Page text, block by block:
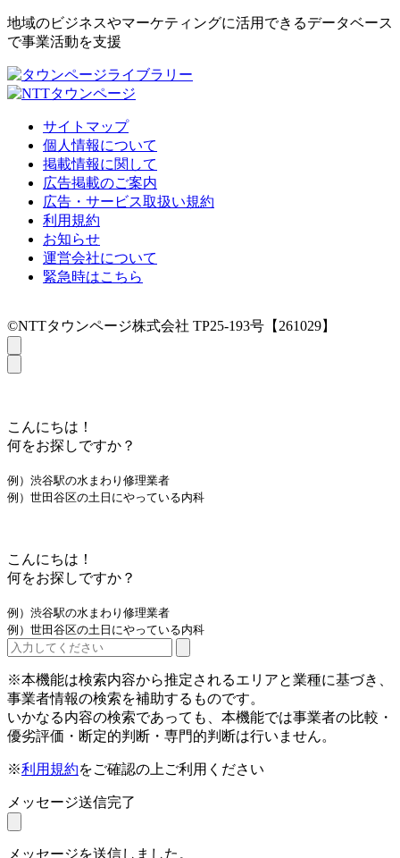
地域のビジネスやマーケティングに活用できるデータベース
で事業活動を支援
サイトマップ
個人情報について
掲載情報に関して
広告掲載のご案内
広告・サービス取扱い規約
利用規約
お知らせ
運営会社について
緊急時はこちら
©NTTタウンページ株式会社 TP25-193号【261029】
こんにちは！
何をお探しですか？
例）渋谷駅の水まわり修理業者
例）世田谷区の土日にやっている内科
こんにちは！
何をお探しですか？
例）渋谷駅の水まわり修理業者
例）世田谷区の土日にやっている内科
※本機能は検索内容から推定されるエリアと業種に基づき、
事業者情報の検索を補助するものです。
いかなる内容の検索であっても、本機能では事業者の比較・
優劣評価・断定的判断・専門的判断は行いません。
※利用規約をご確認の上ご利用ください
メッセージ送信完了
メッセージを送信しました。